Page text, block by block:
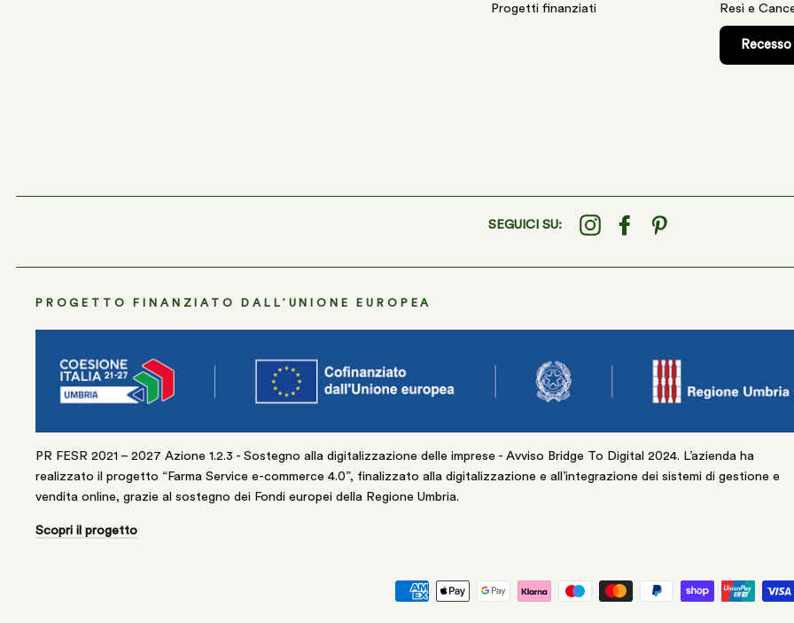
Progetti finanziati Resi e
SEGUICI SU: InstagramFacebook
PROGETTO FINANZIATO DALL’UNIONE EUROPEA
PR FESR 2021 – 2027 Azione 1.2.3 - Sostegno alla digitalizzazione delle imprese - Avviso Bridge To Digital 2024. L’azienda ha
realizzato il progetto “Farma Service e-commerce 4.0”, finalizzato alla digitalizzazione e all’integrazione dei sistemi di gestione e
vendita online, grazie al sostegno dei Fondi europei della Regione Umbria.
Scopri il progetto